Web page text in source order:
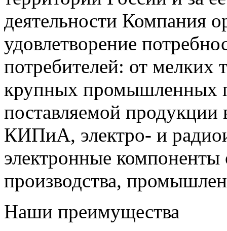
деятельности Компания
удовлетворение
потребителей: от мелких
крупных промышленных
поставляемой продукции
КИПиА, электро- и
электронные компоненты
производства,
Наши преимущества